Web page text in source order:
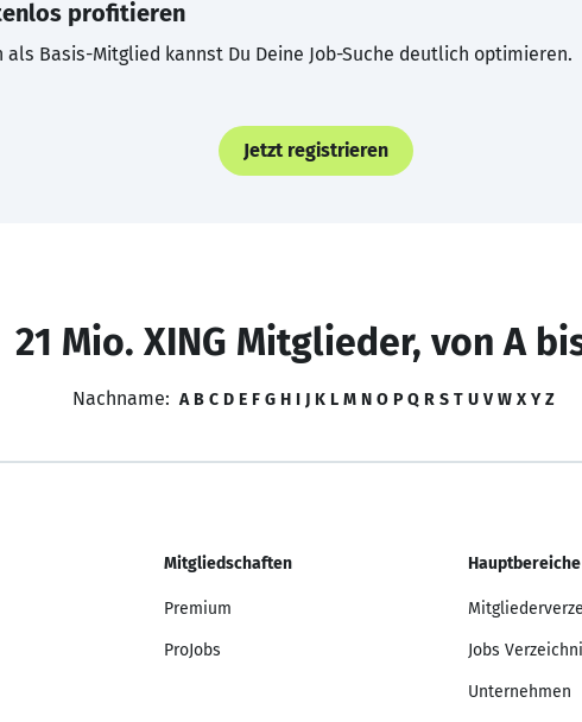
profitieren
als Basis-Mitglied kannst Du Deine Job-Suche deutlich optimieren.
Jetzt registrieren
21 Mio. XING Mitglieder, von A
Nachname: A B C D E F G H I J K L M N O P Q R S T U V W X Y Z
Mitgliedschaften
Premium
ProJobs
Hauptbereiche
Jobs
Unternehmen